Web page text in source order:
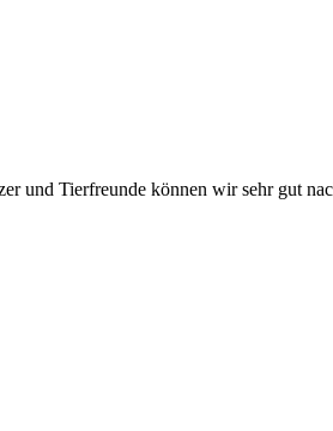
und Tierfreunde können wir sehr gut